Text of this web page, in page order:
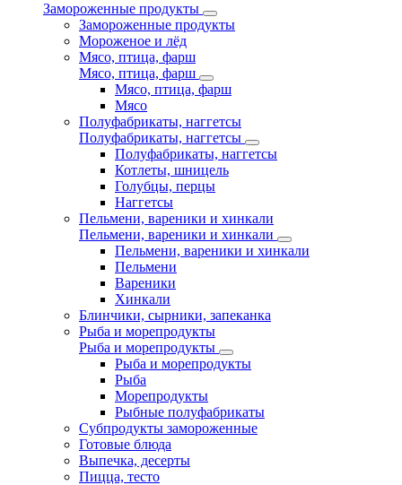
Замороженные продукты
Замороженные продукты
Мороженое и лёд
Мясо, птица, фарш
Мясо, птица, фарш
Мясо, птица, фарш
Мясо
Полуфабрикаты, наггетсы
Полуфабрикаты, наггетсы
Полуфабрикаты, наггетсы
Котлеты, шницель
Голубцы, перцы
Наггетсы
Пельмени, вареники и хинкали
Пельмени, вареники и хинкали
Пельмени, вареники и хинкали
Пельмени
Вареники
Хинкали
Блинчики, сырники, запеканка
Рыба и морепродукты
Рыба и морепродукты
Рыба и морепродукты
Рыба
Морепродукты
Рыбные полуфабрикаты
Субпродукты замороженные
Готовые блюда
Выпечка, десерты
Пицца, тесто